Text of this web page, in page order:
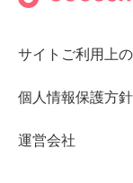
サイトご利用上
個人情報保護方針
運営会社